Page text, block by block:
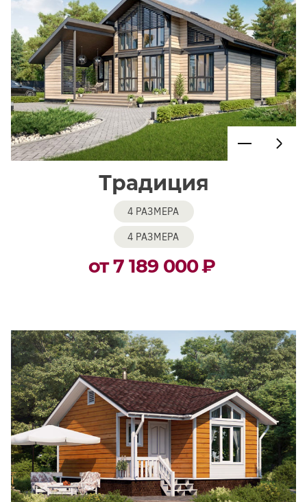
Традиция
4 РАЗМЕРА
4 РАЗМЕРА
от 7 189 000₽